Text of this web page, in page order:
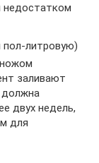
недостатком
пол-литровую)
заливают
должна
двух недель,
для